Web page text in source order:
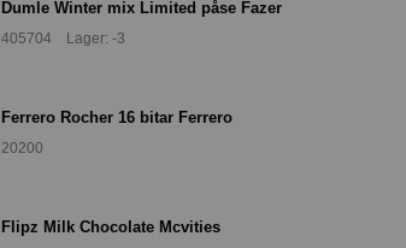
Dumle Winter mix Limited påse Fazer
405704 Lager: -3
Ferrero Rocher 16 bitar Ferrero
20200
Flipz Milk Chocolate Mcvities